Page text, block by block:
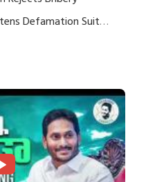
Defamation Suit